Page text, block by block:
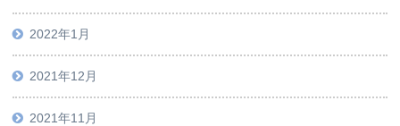
2022年1月
2021年12月
2021年11月